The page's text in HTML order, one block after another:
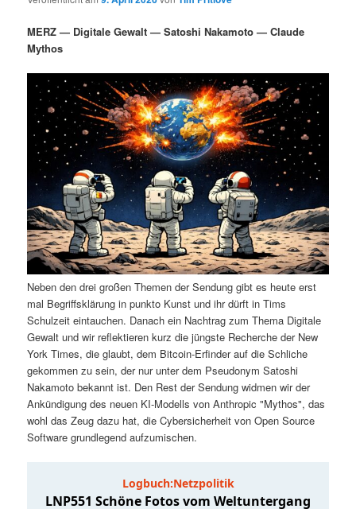
m
r
n
I
n
h
a
l
t
s
p
u
d
r
e
n
I
n
h
a
l
t
n
a
MERZ — Digitale Gewalt — Satoshi Nakamoto — Claude
Mythos
Neben den drei großen Themen der Sendung gibt es heute erst
mal Begriffsklärung in punkto Kunst und ihr dürft in Tims
Schulzeit eintauchen. Danach ein Nachtrag zum Thema Digitale
Gewalt und wir reflektieren kurz die jüngste Recherche der New
York Times, die glaubt, dem Bitcoin-Erfinder auf die Schliche
gekommen zu sein, der nur unter dem Pseudonym Satoshi
Nakamoto bekannt ist. Den Rest der Sendung widmen wir der
Ankündigung des neuen KI-Modells von Anthropic "Mythos", das
wohl das Zeug dazu hat, die Cybersicherheit von Open Source
Software grundlegend aufzumischen.